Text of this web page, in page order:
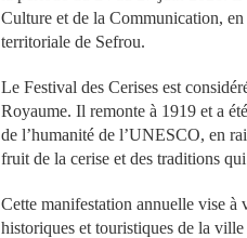
Culture et de la Communication,
territoriale de Sefrou.
Le Festival des Cerises est
Royaume. Il remonte à 1919 et a
de l’humanité de l’UNESCO, en
fruit de la cerise et des traditions
Cette manifestation annuelle vise
historiques et touristiques de la